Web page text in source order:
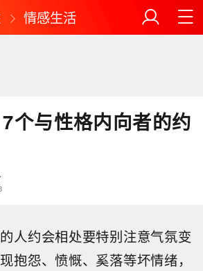
情感生活
个与性格内向者的约
人约会相处要特别注意气氛变
抱怨、愤慨、奚落等坏情绪，